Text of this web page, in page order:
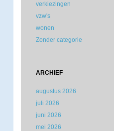
verkiezingen
vzw's
wonen
Zonder categorie
ARCHIEF
augustus 2026
juli 2026
juni 2026
mei 2026